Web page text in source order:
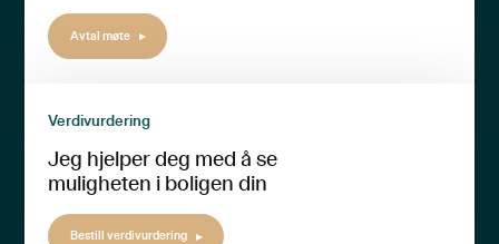
Avtal møte
Verdivurdering
Jeg hjelper deg med å se
muligheten i boligen din
Bestill verdivurdering